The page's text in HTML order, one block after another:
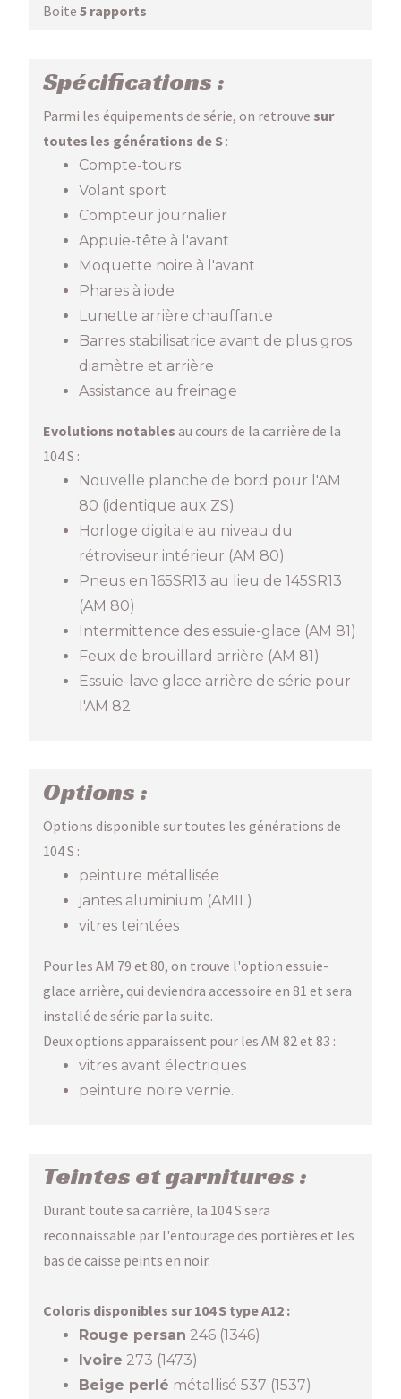
Boite 5 rapports
Spécifications :
Parmi les équipements de série, on retrouve sur
toutes les générations de S :
Compte-tours
Volant sport
Compteur journalier
Appuie-tête à l'avant
Moquette noire à l'avant
Phares à iode
Lunette arrière chauffante
Barres stabilisatrice avant de plus gros
diamètre et arrière
Assistance au freinage
Evolutions notables au cours de la carrière de la
104 S :
Nouvelle planche de bord pour l'AM
80 (identique aux ZS)
Horloge digitale au niveau du
rétroviseur intérieur (AM 80)
Pneus en 165SR13 au lieu de 145SR13
(AM 80)
Intermittence des essuie-glace (AM 81)
Feux de brouillard arrière (AM 81)
Essuie-lave glace arrière de série pour
l'AM 82
Options :
Options disponible sur toutes les générations de
104 S :
peinture métallisée
jantes aluminium (AMIL)
vitres teintées
Pour les AM 79 et 80, on trouve l'option essuie-
glace arrière, qui deviendra accessoire en 81 et sera
installé de série par la suite.
Deux options apparaissent pour les AM 82 et 83 :
vitres avant électriques
peinture noire vernie.
Teintes et garnitures :
Durant toute sa carrière, la 104 S sera
reconnaissable par l'entourage des portières et les
bas de caisse peints en noir.
Coloris disponibles sur 104 S type A12 :
Rouge persan 246 (1346)
Ivoire 273 (1473)
Beige perlé métallisé 537 (1537)